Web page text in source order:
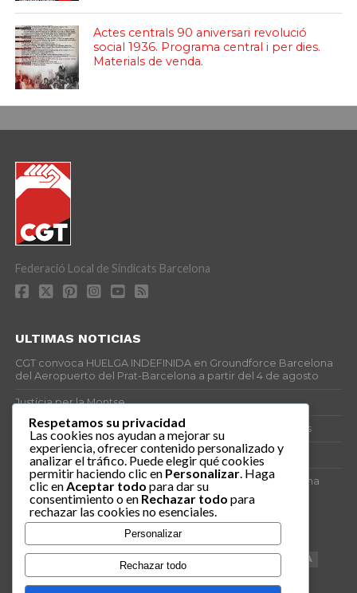
Actes centrals 90 aniversari revolució
social 1936. Programa central i per dies.
Materials de venda.
Federació Local de Sindicats Barcelona
ULTIMAS NOTICIAS
CGT convoca HUELGA INDEFINIDA en Groundforce Barcelona
del Aeropuerto del Prat-Barcelona a partir del 4 de agosto
Justícia per la Montse
25J – Día Mundial para la Prevención de los Ahogamientos
ERE encubierto en H&M Concentrix
Actes centrals 90 aniversari revolució social 1936. Programa
central i per dies. Materials de venda.
VAGA TELEMARKETING NETEJA
CONFERENCIA
DOCUMENTAL
SANITAT CATSALUT 061 ANTI-MWC
Respetamos su privacidad
Las cookies nos ayudan a mejorar su
experiencia, ofrecer contenido personalizado y
analizar el tráfico. Puede elegir qué cookies
permitir haciendo clic en Personalizar . Haga
clic en Aceptar todo para dar su
consentimiento o en Rechazar todo para
rechazar las cookies no esenciales.
Personalizar
Rechazar todo